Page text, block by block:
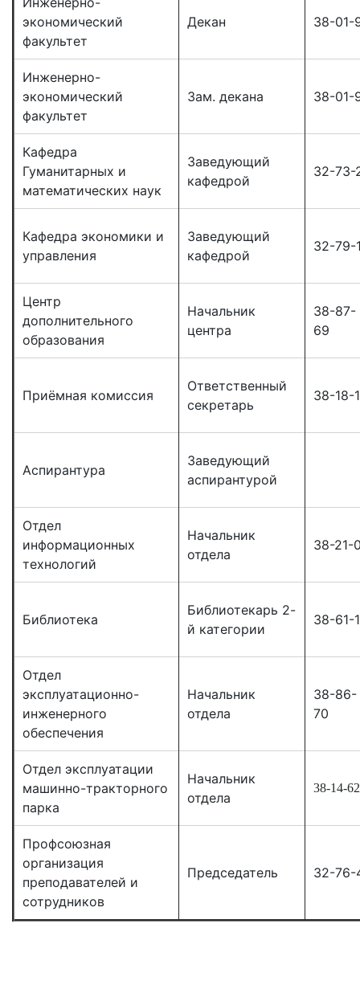
экономический
факультет
Декан 38-01-
Инженерно-
экономический
факультет
Зам. декана 38-01-
Кафедра
Гуманитарных и
математических наук
Заведующий
кафедрой
32-73-
Кафедра экономики и
управления
Заведующий
кафедрой
32-79-
Центр
дополнительного
образования
Начальник
центра
38-87-
69
Приёмная комиссия
Ответственный
секретарь
38-18-
Аспирантура
Заведующий
аспирантурой
Отдел
информационных
технологий
Начальник
отдела
38-21-
Библиотека
Библиотекарь 2-
й категории
38-61-
Отдел
эксплуатационно-
инженерного
обеспечения
Начальник
отдела
38-86-
70
Отдел эксплуатации
машинно-тракторного
парка
Начальник
отдела
38-14-62
Профсоюзная
организация
преподавателей и
сотрудников
Председатель 32-76-